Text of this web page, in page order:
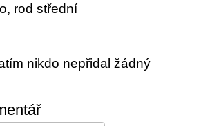
rod střední
nikdo nepřidal žádný